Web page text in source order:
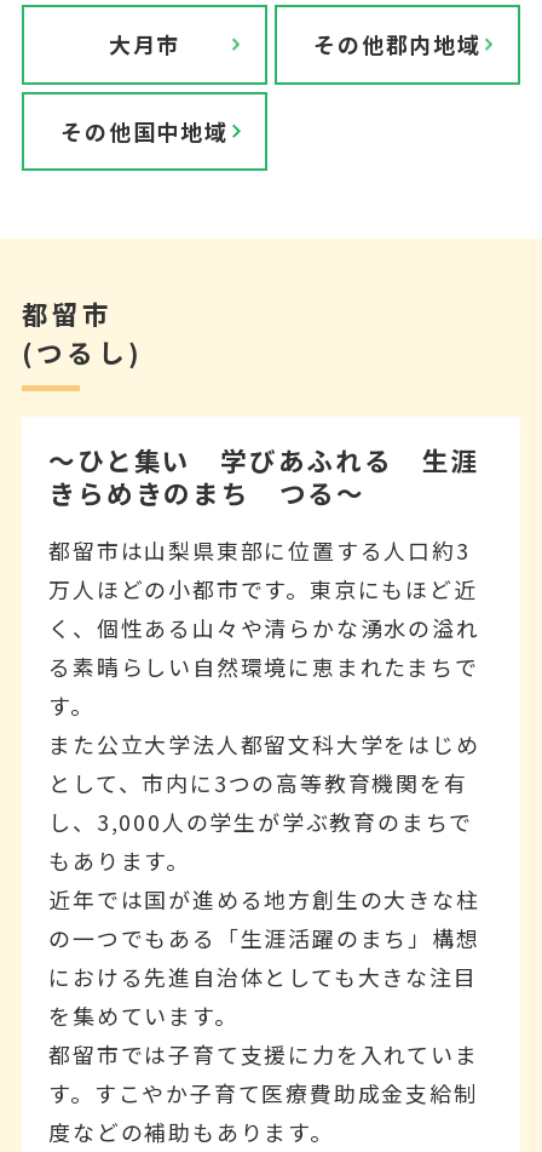
大月市 その他郡内地域
その他国中地域
都留市
(つるし)
～ひと集い 学びあふれる 生涯
きらめきのまち つる～
都留市は山梨県東部に位置する人口約3
万人ほどの小都市です。東京にもほど近
く、個性ある山々や清らかな湧水の溢れ
る素晴らしい自然環境に恵まれたまちで
す。
また公立大学法人都留文科大学をはじめ
として、市内に3つの高等教育機関を有
し、3,000人の学生が学ぶ教育のまちで
もあります。
近年では国が進める地方創生の大きな柱
の一つでもある「生涯活躍のまち」構想
における先進自治体としても大きな注目
を集めています。
都留市では子育て支援に力を入れていま
す。すこやか子育て医療費助成金支給制
度などの補助もあります。